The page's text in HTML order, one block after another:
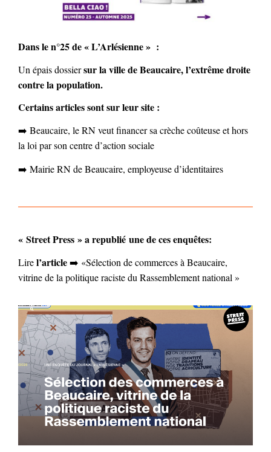
Dans le n°25 de « L’Arlésienne » :
Un épais dossiersur la ville deBeaucaire, l’extrême droite
contre la population.
Certains articles sont sur leur site :
➡️ Beaucaire, le RN veut financer sa crèche coûteuse et hors
la loi par son centre d’action sociale
➡️ Mairie RN de Beaucaire, employeuse d’identitaires
« Street Press » a republié une de ces enquêtes:
Lirel’article➡️ «Sélection de commerces à Beaucaire,
vitrine de la politique raciste du Rassemblement national »